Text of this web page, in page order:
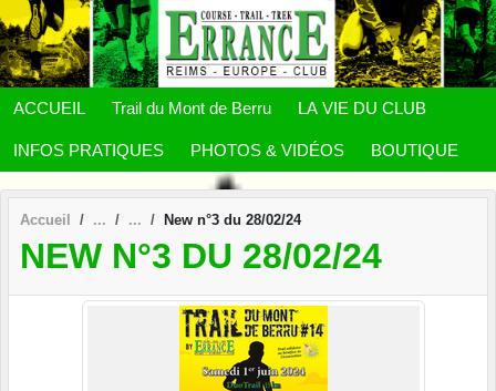
ACCUEIL Trail du Mont de Berru LA VIE DU CLUB
INFOS PRATIQUES PHOTOS & VIDÉOS BOUTIQUE
Accueil New n°3 du 28/02/24
NEW N°3 DU 28/02/24
Panneau de gestion des cookies